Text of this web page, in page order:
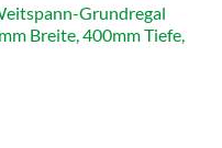
Grundregal
Breite, 400mm Tiefe,